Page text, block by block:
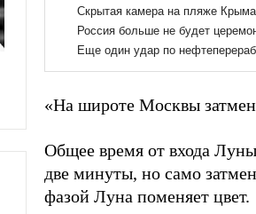
«На широте Москвы
Общее время от входа Луны
две минуты, но само
фазой Луна поменяет цвет.